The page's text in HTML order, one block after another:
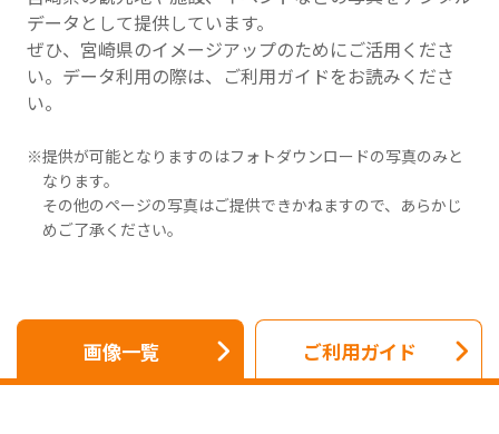
データとして提供しています。
ぜひ、宮崎県のイメージアップのためにご活用くださ
い。データ利用の際は、ご利用ガイドをお読みくださ
い。
提供が可能となりますのはフォトダウンロードの写真のみと
なります。
その他のページの写真はご提供できかねますので、あらかじ
めご了承ください。
画像一覧 ご利用ガイド